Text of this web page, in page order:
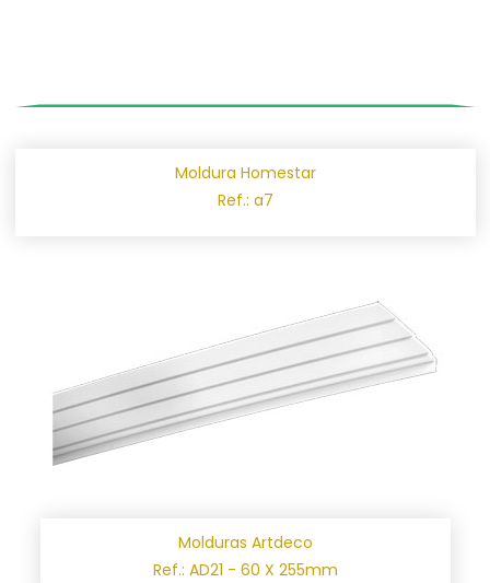
Moldura Homestar
Ref.: a7
Molduras Artdeco
Ref.: AD21 - 60 X 255mm